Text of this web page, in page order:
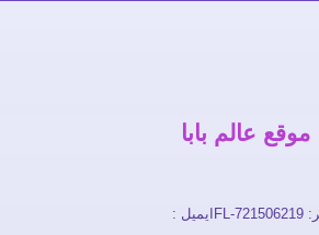
موقع عالم بابا
مملوك بوثيقة عمل حر: FL-721506219ايميل :